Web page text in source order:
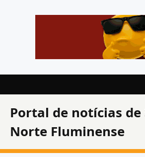
Portal de notícias de
Norte Fluminense